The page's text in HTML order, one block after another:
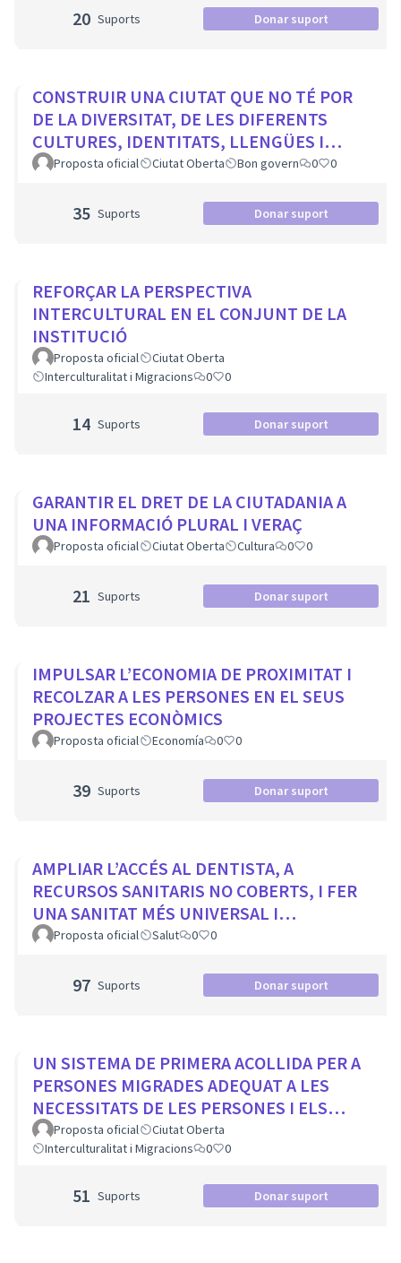
20 Suports Donar suport
CONSTRUIR UNA CIUTAT QUE NO TÉ POR
DE LA DIVERSITAT, DE LES DIFERENTS
CULTURES, IDENTITATS, LLENGÜES I
RELIGIONS
Proposta oficial Ciutat Oberta Bon govern 0 0
35 Suports Donar suport
REFORÇAR LA PERSPECTIVA
INTERCULTURAL EN EL CONJUNT DE LA
INSTITUCIÓ
Proposta oficial
Ciutat Oberta
Interculturalitat i Migracions
0 0
14 Suports Donar suport
GARANTIR EL DRET DE LA CIUTADANIA A
UNA INFORMACIÓ PLURAL I VERAÇ
Proposta oficial Ciutat Oberta Cultura 0 0
21 Suports Donar suport
IMPULSAR L’ECONOMIA DE PROXIMITAT I
RECOLZAR A LES PERSONES EN EL SEUS
PROJECTES ECONÒMICS
Proposta oficial Economía 0 0
39 Suports Donar suport
AMPLIAR L’ACCÉS AL DENTISTA, A
RECURSOS SANITARIS NO COBERTS, I FER
UNA SANITAT MÉS UNIVERSAL I
EQUITATIVA
Proposta oficial Salut 0 0
97 Suports Donar suport
UN SISTEMA DE PRIMERA ACOLLIDA PER A
PERSONES MIGRADES ADEQUAT A LES
NECESSITATS DE LES PERSONES I ELS
MUNICIPIS
Proposta oficial
Ciutat Oberta
Interculturalitat i Migracions
0 0
51 Suports Donar suport